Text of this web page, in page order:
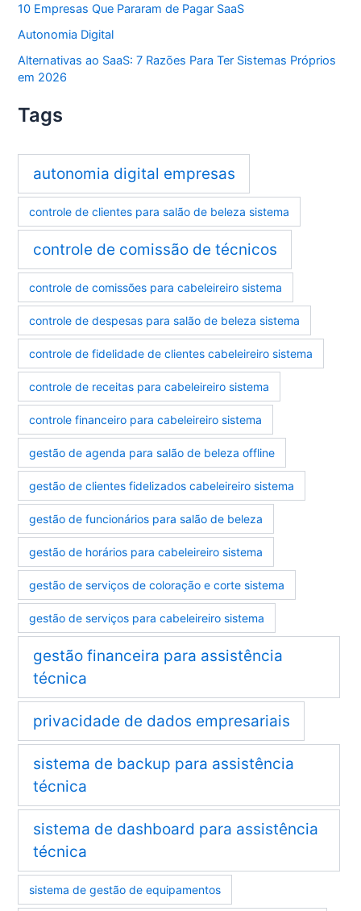
10 Empresas Que Pararam de Pagar SaaS
Autonomia Digital
Alternativas ao SaaS: 7 Razões Para Ter Sistemas Próprios
em 2026
Tags
autonomia digital empresas
controle de clientes para salão de beleza sistema
controle de comissão de técnicos
controle de comissões para cabeleireiro sistema
controle de despesas para salão de beleza sistema
controle de fidelidade de clientes cabeleireiro sistema
controle de receitas para cabeleireiro sistema
controle financeiro para cabeleireiro sistema
gestão de agenda para salão de beleza offline
gestão de clientes fidelizados cabeleireiro sistema
gestão de funcionários para salão de beleza
gestão de horários para cabeleireiro sistema
gestão de serviços de coloração e corte sistema
gestão de serviços para cabeleireiro sistema
gestão financeira para assistência
técnica
privacidade de dados empresariais
sistema de backup para assistência
técnica
sistema de dashboard para assistência
técnica
sistema de gestão de equipamentos